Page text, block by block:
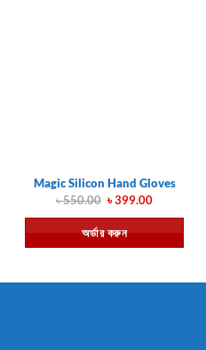
Magic Silicon Hand Gloves
৳550.00 Original
was:
৳ 550.00.
৳399.00Current
is:
৳ 399.00.
অর্ডার করুন